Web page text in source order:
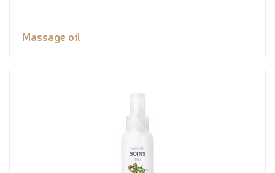
Massage oil